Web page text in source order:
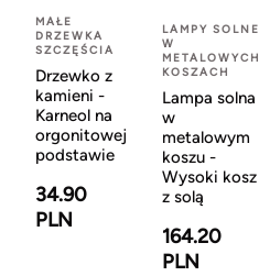
MAŁE
DRZEWKA
SZCZĘŚCIA
Drzewko z
kamieni -
Karneol na
orgonitowej
podstawie
34.90
PLN
LAMPY SOLNE
W
METALOWYCH
KOSZACH
Lampa solna
w
metalowym
koszu -
Wysoki kosz
z solą
164.20
PLN